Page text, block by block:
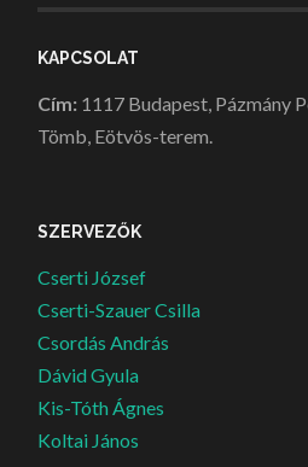
KAPCSOLAT
Cím: 1117 Budapest, Pázmány
Tömb, Eötvös-terem.
SZERVEZŐK
Cserti József
Cserti-Szauer Csilla
Csordás András
Dávid Gyula
Kis-Tóth Ágnes
Koltai János